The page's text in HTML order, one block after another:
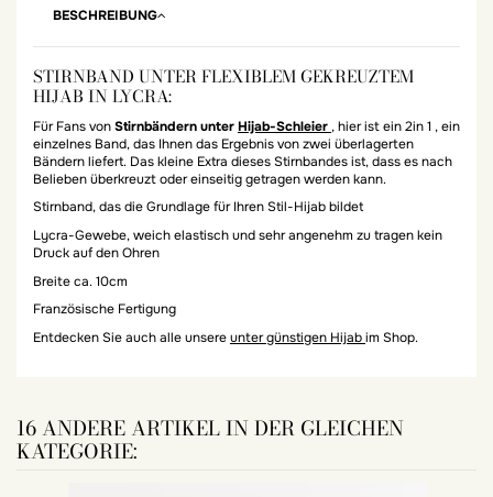
BESCHREIBUNG
STIRNBAND UNTER FLEXIBLEM GEKREUZTEM
HIJAB IN LYCRA:
Für Fans vonStirnbändern unterHijab-Schleier , hier ist ein 2in 1 , ein
einzelnes Band, das Ihnen das Ergebnis von zwei überlagerten
Bändern liefert. Das kleine Extra dieses Stirnbandes ist, dass es nach
Belieben überkreuzt oder einseitig getragen werden kann.
Stirnband, das die Grundlage für Ihren Stil-Hijab bildet
Lycra-Gewebe, weich elastisch und sehr angenehm zu tragen kein
Druck auf den Ohren
Breite ca. 10cm
Französische Fertigung
Entdecken Sie auch alle unsereunter günstigen Hijabim Shop.
16 ANDERE ARTIKEL IN DER GLEICHEN
KATEGORIE: